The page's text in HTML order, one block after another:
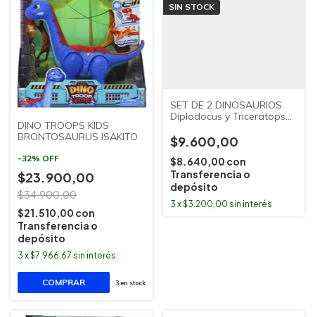
DINO TROOPS KIDS
BRONTOSAURUS ISAKITO
-32% OFF
$23.900,00
$34.900,00
$21.510,00 con
Transferencia o
depósito
3 x$7.966,67 sin interés
3en stock
SIN STOCK
SET DE 2 DINOSAURIOS
Diplodocus y Triceratops
$9.600,00
$8.640,00 con
Transferencia o
depósito
3 x$3.200,00 sin interés